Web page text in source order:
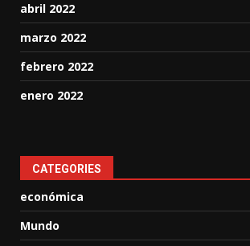
abril 2022
marzo 2022
febrero 2022
enero 2022
CATEGORIES
económica
Mundo